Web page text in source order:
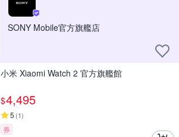
SONY Mobile官方旗艦店
小米 Xiaomi Watch 2 官方旗艦館
$4,495
5 (1)
券